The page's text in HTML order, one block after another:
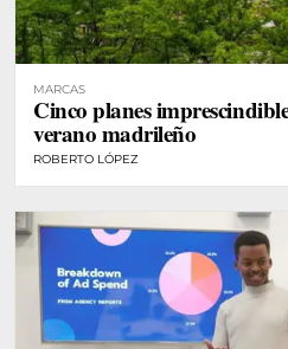
MARCAS
Cinco planes
verano madrileño
ROBERTO LÓPEZ